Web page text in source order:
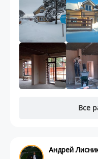
Все
Андрей